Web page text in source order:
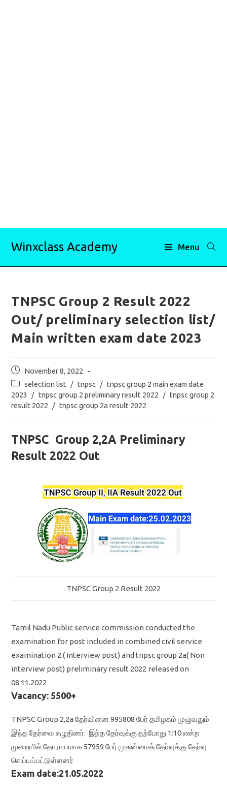
Winxclass Academy Menu
TNPSC Group 2 Result 2022
Out/ preliminary selection list/
Main written exam date 2023
Post
published:
November 8, 2022
Post
category:
selection list / tnpsc / tnpsc group 2 main exam date
2023
/ tnpsc group 2 preliminary result 2022 / tnpsc group 2
result 2022 / tnpsc group 2a result 2022
TNPSC Group 2,2A Preliminary
Result 2022 Out
TNPSC Group 2 Result 2022
Tamil Nadu Public service commission conducted the
examination for post included in combined civil service
examination 2 ( Interview post) and tnpsc group 2a( Non
interview post) preliminary result 2022 released on
08.11.2022
Vacancy: 5500+
TNPSC Group 2,2a தேர்வினை 995808 பேர் தமிழகம் முழுவதும்
இந்த தேர்வை எழுதினர். இந்த தேர்வுக்கு தற்போது 1:10 என்ற
முறையில் தோராயமாக 57959 பேர் முதன்மைத் தேர்வுக்கு தேர்வு
செய்யப்பட்டுள்ளனர்
Exam date:21.05.2022